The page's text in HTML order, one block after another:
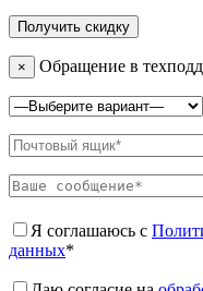
× Обращение в
Я соглашаюсь с
данных*